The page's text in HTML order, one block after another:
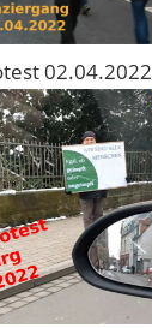
02.04.2022